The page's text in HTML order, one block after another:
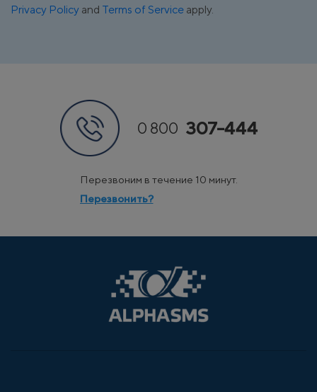
Privacy Policy and Terms of Service apply.
0 800 307-444
Перезвоним в течение 10 минут.
Перезвонить?